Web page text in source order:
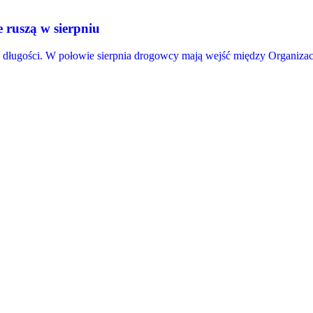
ruszą w sierpniu
W połowie sierpnia drogowcy mają wejść między